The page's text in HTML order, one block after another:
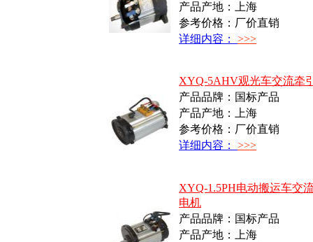
产品产地：上海
参考价格：厂价直销
详细内容： >>>
XYQ-5AHV观光车交流牵
产品品牌：国标产品
产品产地：上海
参考价格：厂价直销
详细内容： >>>
XYQ-1.5PH电动搬运车交
电机
产品品牌：国标产品
产品产地：上海